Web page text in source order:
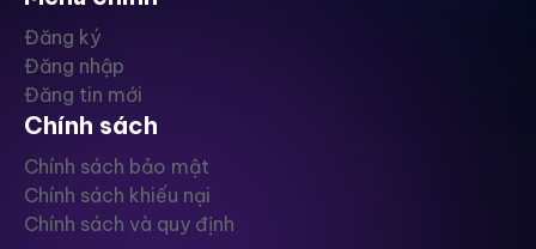
Đăng ký
Đăng nhập
Đăng tin mới
Chính sách
Chính sách bảo mật
Chính sách khiếu nại
Chính sách và quy định